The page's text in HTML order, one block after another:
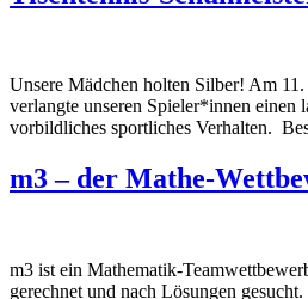
Unsere Mädchen holten Silber! Am
verlangte unseren Spieler*innen einen
vorbildliches sportliches Verhalten.
m3 – der Mathe-
m3 ist ein Mathematik-
gerechnet und nach Lösungen